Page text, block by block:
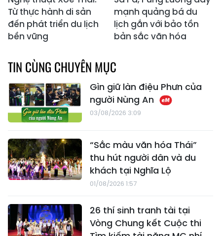
Từ thực hành di sản
đến phát triển du lịch
bền vững
mạnh quảng bá du
lịch gắn với bảo tồn
bản sắc văn hóa
TIN CÙNG CHUYÊN MỤC
Gìn giữ làn điệu Phưn của
người Nùng An
03/08/2026 3:09
“Sắc màu văn hóa Thái”
thu hút người dân và du
khách tại Nghĩa Lộ
01/08/2026 1:57
26 thí sinh tranh tài tại
Vòng Chung kết Cuộc thi